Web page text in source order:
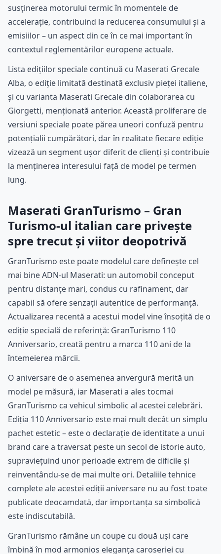
susținerea motorului termic în momentele de
accelerație, contribuind la reducerea consumului și a
emisiilor – un aspect din ce în ce mai important în
contextul reglementărilor europene actuale.
Lista edițiilor speciale continuă cu Maserati Grecale
Alba, o ediție limitată destinată exclusiv pieței italiene,
și cu varianta Maserati Grecale din colaborarea cu
Giorgetti, menționată anterior. Această proliferare de
versiuni speciale poate părea uneori confuză pentru
potențialii cumpărători, dar în realitate fiecare ediție
vizează un segment ușor diferit de clienți și contribuie
la menținerea interesului față de model pe termen
lung.
Maserati GranTurismo – Gran
Turismo-ul italian care privește
spre trecut și viitor deopotrivă
GranTurismo este poate modelul care definește cel
mai bine ADN-ul Maserati: un automobil conceput
pentru distanțe mari, condus cu rafinament, dar
capabil să ofere senzații autentice de performanță.
Actualizarea recentă a acestui model vine însoțită de o
ediție specială de referință: GranTurismo 110
Anniversario, creată pentru a marca 110 ani de la
întemeierea mărcii.
O aniversare de o asemenea anvergură merită un
model pe măsură, iar Maserati a ales tocmai
GranTurismo ca vehicul simbolic al acestei celebrări.
Ediția 110 Anniversario este mai mult decât un simplu
pachet estetic – este o declarație de identitate a unui
brand care a traversat peste un secol de istorie auto,
supraviețuind unor perioade extrem de dificile și
reinventându-se de mai multe ori. Detaliile tehnice
complete ale acestei ediții aniversare nu au fost toate
publicate deocamdată, dar importanța sa simbolică
este indiscutabilă.
GranTurismo rămâne un coupe cu două uși care
îmbină în mod armonios eleganța caroseriei cu